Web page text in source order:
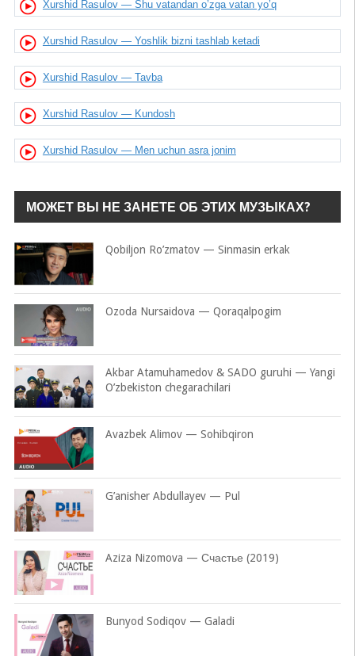
Xurshid Rasulov — Shu vatandan o’zga vatan yo’q
Xurshid Rasulov — Yoshlik bizni tashlab ketadi
Xurshid Rasulov — Tavba
Xurshid Rasulov — Kundosh
Xurshid Rasulov — Men uchun asra jonim
МОЖЕТ ВЫ НЕ ЗАНЕТЕ ОБ ЭТИХ МУЗЫКАХ?
Qobiljon Ro’zmatov — Sinmasin erkak
Ozoda Nursaidova — Qoraqalpogim
Akbar Atamuhamedov & SADO guruhi — Yangi
O’zbekiston chegarachilari
Avazbek Alimov — Sohibqiron
G’anisher Abdullayev — Pul
Aziza Nizomova — Счастье (2019)
Bunyod Sodiqov — Galadi